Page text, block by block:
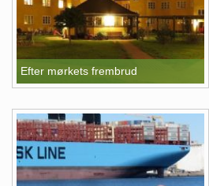
Efter mørkets frembrud